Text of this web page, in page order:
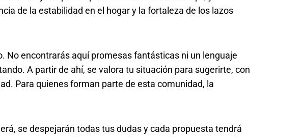
de la estabilidad en el hogar y la fortaleza de los lazos
No encontrarás aquí promesas fantásticas ni un lenguaje
A partir de ahí, se valora tu situación para sugerirte, con
Para quienes forman parte de esta comunidad, la
se despejarán todas tus dudas y cada propuesta tendrá